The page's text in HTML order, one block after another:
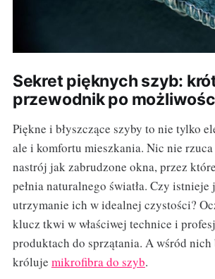
Sekret pięknych szyb:
przewodnik po
Piękne i błyszczące szyby to nie tylko
ale i komfortu mieszkania. Nic nie rzuca
nastrój jak zabrudzone okna, przez
pełnia naturalnego światła. Czy istnieje
utrzymanie ich w idealnej czystości?
klucz tkwi w właściwej technice i
produktach do sprzątania. A wśród
króluje mikrofibra do szyb.